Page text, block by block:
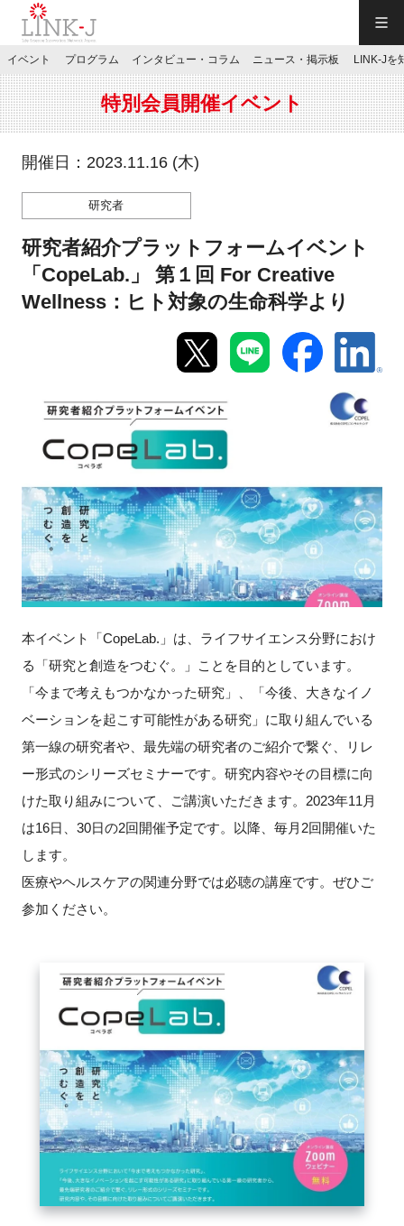
JP／EN
特別会員専用メニュー
施設ご予約
イベント
プログラム
インタビュー・コラム
ニュース・掲示板
LINK-Jを知る
特別会員
施設・アクセス
FAQ
イベントお知らせメール登録
イベント プログラム インタビュー・コラム ニュース・掲示板 LINK-Jを
特別会員開催イベント
開催日：2023.11.16 (木)
研究者
研究者紹介プラットフォームイベント
「CopeLab.」 第１回 For Creative
Wellness：ヒト対象の生命科学より
本イベント「CopeLab. 」は、ライフサイエンス分野におけ
る「研究と創造をつむぐ。」ことを目的としています。
「今まで考えもつかなかった研究」、「今後、大きなイノ
ベーションを起こす可能性がある研究」に取り組んでいる
第一線の研究者や、最先端の研究者のご紹介で繋ぐ、リレ
ー形式のシリーズセミナーです。研究内容やその目標に向
けた取り組みについて、ご講演いただきます。 2023年11 月
は16日、 30日の2回開催予定です。以降、毎月 2回開催いた
します。
医療やヘルスケアの関連分野では必聴の講座です。ぜひご
参加ください。